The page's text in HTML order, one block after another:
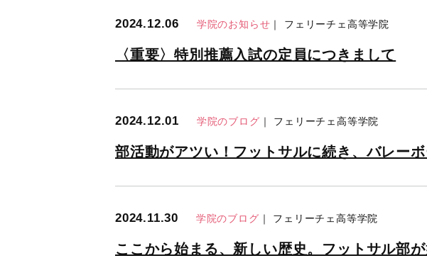
2024.12.06 学院のお知らせ ｜ フェリーチェ高等学院
〈重要〉特別推薦入試の定員につきまして
2024.12.01 学院のブログ ｜ フェリーチェ高等学院
部活動がアツい！フットサルに続き、バレーボ
2024.11.30 学院のブログ ｜ フェリーチェ高等学院
ここから始まる、新しい歴史。フットサル部